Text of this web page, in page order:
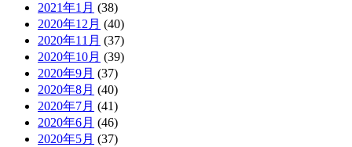
2021年1月 (38)
2020年12月 (40)
2020年11月 (37)
2020年10月 (39)
2020年9月 (37)
2020年8月 (40)
2020年7月 (41)
2020年6月 (46)
2020年5月 (37)